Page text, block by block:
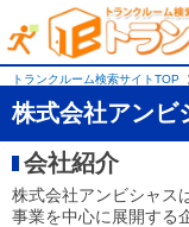
トランクルーム検索サイトTOP
株式会社アンビ
会社紹介
株式会社アンビシャス
事業を中心に展開する